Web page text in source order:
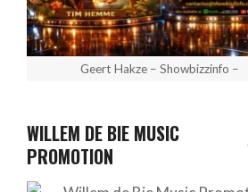
Geert Hakze – Showbizzinfo –
WILLEM DE BIE MUSIC
PROMOTION